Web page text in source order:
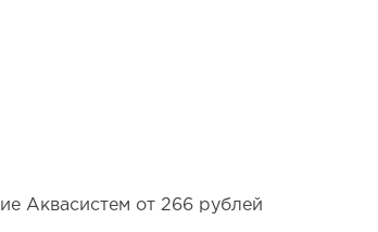
Аквасистем от 266 рублей